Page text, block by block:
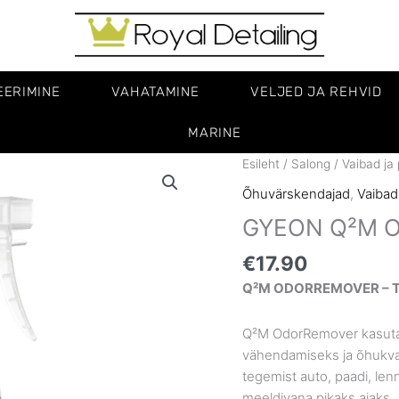
VAHATAMINE VELJED JA REHVID
MARINE
Esileht / Salong / Vaibad ja
Õhuvärskendajad,
GYEON Q²M
€17.90
Q²M ODORREMOVER –
Q²M OdorRemover
vähendamiseks ja
tegemist auto, paadi,
GYEON
Q²M
OdorRemover
kogus